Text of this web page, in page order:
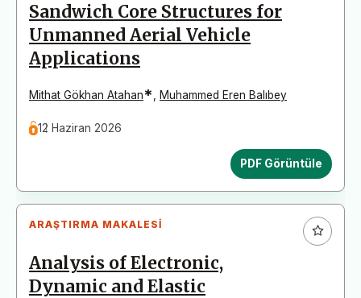
Sandwich Core Structures for
Unmanned Aerial Vehicle
Applications
Mithat Gökhan Atahan* Muhammed Eren Balıbey
12 Haziran 2026
PDF Görüntüle
ARAŞTIRMA MAKALESI
Analysis of Electronic,
Dynamic and Elastic